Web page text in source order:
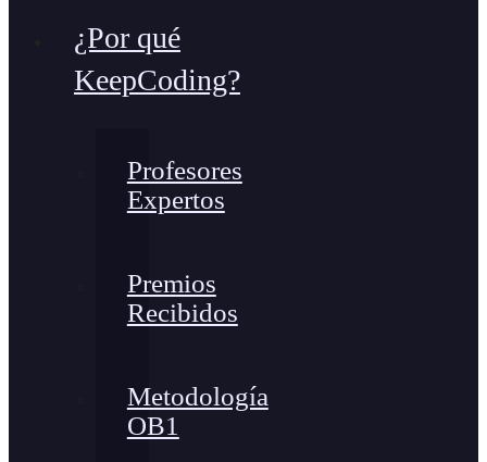
¿Por qué
KeepCoding?
Profesores
Expertos
Premios
Recibidos
Metodología
OB1